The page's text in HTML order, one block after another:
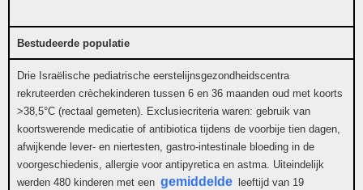
Bestudeerde populatie
Drie Israëlische pediatrische eerstelijnsgezondheidscentra
rekruteerden crèchekinderen tussen 6 en 36 maanden oud met koorts
>38,5°C (rectaal gemeten). Exclusiecriteria waren: gebruik van
koortswerende medicatie of antibiotica tijdens de voorbije tien dagen,
afwijkende lever- en niertesten, gastro-intestinale bloeding in de
voorgeschiedenis, allergie voor antipyretica en astma. Uiteindelijk
werden 480 kinderen met een gemiddelde
leeftijd van 19